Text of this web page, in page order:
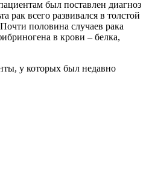
был поставлен диагноз
всего развивался в толстой
половина случаев рака
в крови – белка,
у которых был недавно